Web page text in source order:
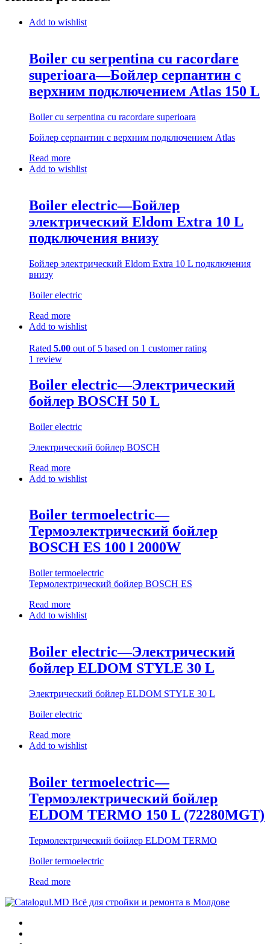
Add to wishlist
Boiler cu serpentina cu racordare
superioara—Бойлер серпантин с
верхним подключением Atlas 150 L
Boiler cu serpentina cu racordare superioara
Бойлер серпантин с верхним подключением Atlas
Read more
Add to wishlist
Boiler electric—Бойлер
электрический Eldom Extra 10 L
подключения внизу
Бойлер электрический Eldom Extra 10 L подключения
внизу
Boiler electric
Read more
Add to wishlist
Rated 5.00 out of 5 based on 1 customer rating
1 review
Boiler electric—Электрический
бойлер BOSCH 50 L
Boiler electric
Электрический бойлер BOSCH
Read more
Add to wishlist
Boiler termoelectric—
Термоэлектрический бойлер
BOSCH ES 100 l 2000W
Boiler termoelectric
Термолектрический бойлер BOSCH ES
Read more
Add to wishlist
Boiler electric—Электрический
бойлер ELDOM STYLE 30 L
Электрический бойлер ELDOM STYLE 30 L
Boiler electric
Read more
Add to wishlist
Boiler termoelectric—
Термоэлектрический бойлер
ELDOM TERMO 150 L (72280MGT)
Термолектрический бойлер ELDOM TERMO
Boiler termoelectric
Read more
Всё для стройки и ремонта в Молдове